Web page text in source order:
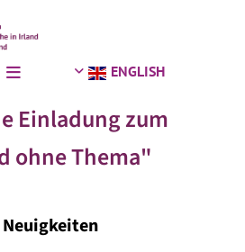
ENGLISH
Einladung zum
ohne Thema"
Neuigkeiten